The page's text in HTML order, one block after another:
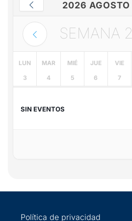
2026 AGOSTO
SEMANA 2
LUN
3
MAR
4
MIÉ
5
JUE
6
VIE
7
SIN EVENTOS
Política de privacidad